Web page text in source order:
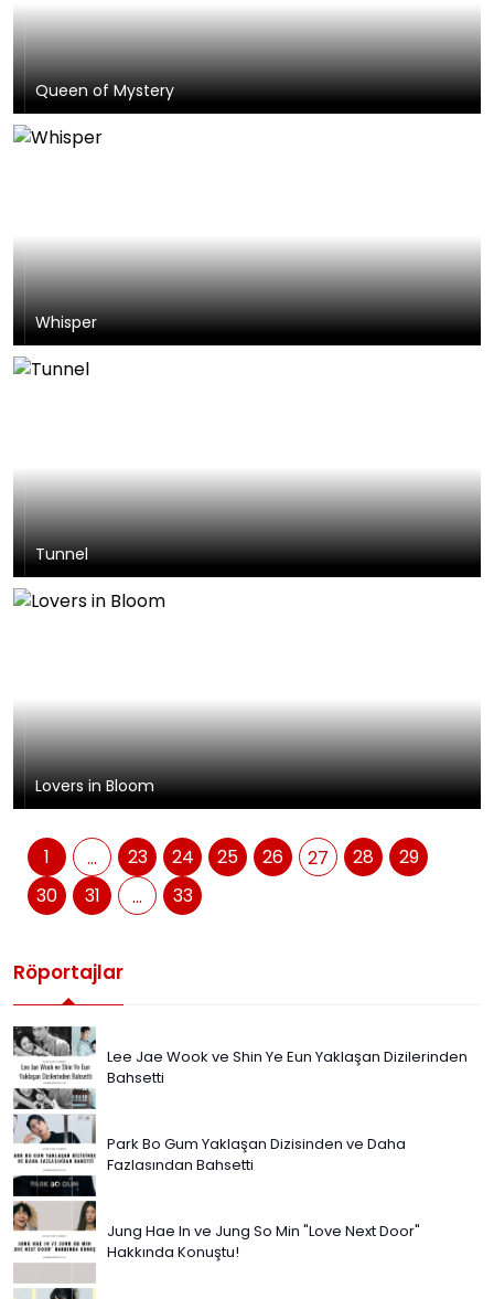
Queen of Mystery
Whisper
Tunnel
Lovers in Bloom
1 ... 23 24 25 26 27 28
29
30
31 ... 33
Röportajlar
Lee Jae Wook ve Shin Ye Eun Yaklaşan Dizilerinden
Bahsetti
Park Bo Gum Yaklaşan Dizisinden ve Daha
Fazlasından Bahsetti
Jung Hae In ve Jung So Min "Love Next Door"
Hakkında Konuştu!